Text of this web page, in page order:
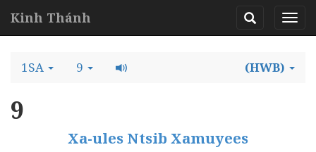
Kinh Thánh
1SA 9 (HWB)
9
Xa-ules Ntsib Xamuyees